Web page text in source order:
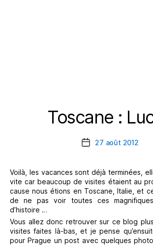
Catégories
Toscane :
Date27 août 2012
Voilà, les vacances sont déjà terminées,
vite car beaucoup de visites étaient au
cause nous étions en Toscane, Italie, et
de ne pas voir toutes ces
d’histoire …
Vous allez donc retrouver sur ce blog
visites faites là-bas, et je pense
pour Prague un post avec quelques